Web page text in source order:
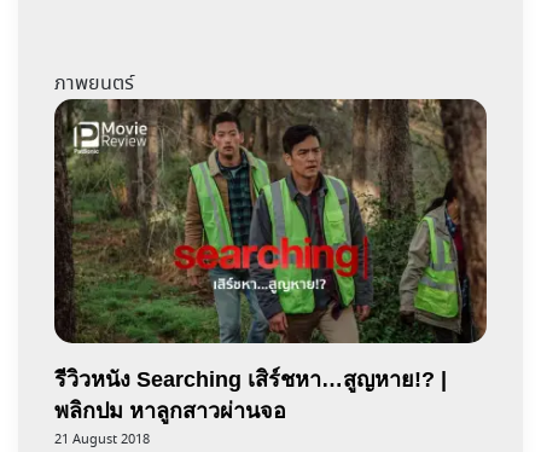
ภาพยนตร์
รีวิวหนัง Searching เสิร์ชหา…สูญหาย!? |
พลิกปม หาลูกสาวผ่านจอ
21 August 2018